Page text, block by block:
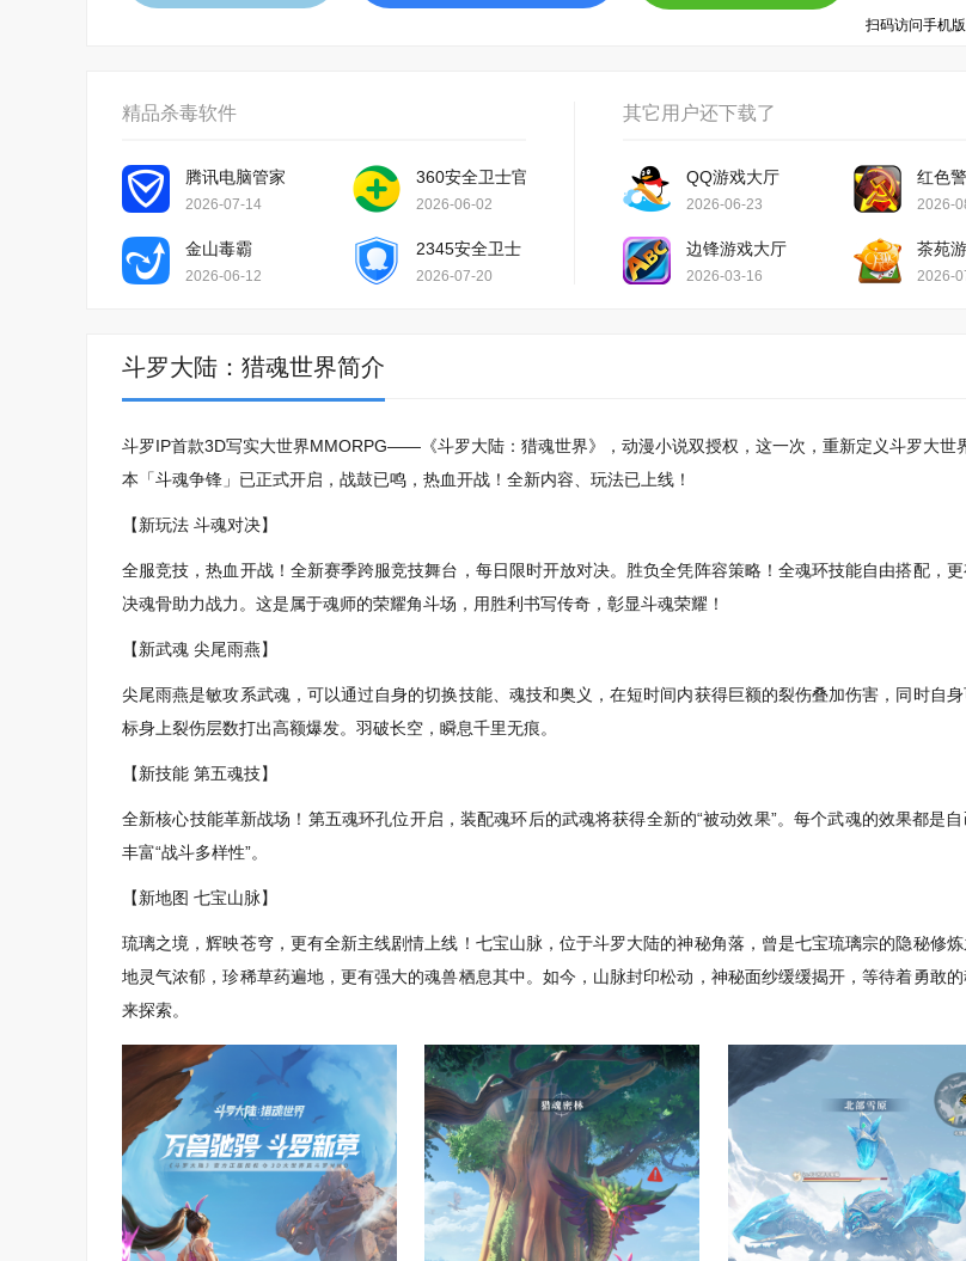
扫码访问手机版
精品杀毒软件
腾讯电脑管家
2026-07-14
360安全卫士官方版
2026-06-02
金山毒霸
2026-06-12
2345安全卫士
2026-07-20
其它用户还下载了
QQ游戏大厅
2026-06-23
红色
2026-
边锋游戏大厅
2026-03-16
茶苑
2026-
斗罗大陆：猎魂世界简介
斗罗IP首款3D写实大世界MMORPG——《斗罗大陆：猎魂世界》，动漫小说双授权，这一次，重新定义斗罗大世
本「斗魂争锋」已正式开启，战鼓已鸣，热血开战！全新内容、玩法已上线！
【新玩法 斗魂对决】
全服竞技，热血开战！全新赛季跨服竞技舞台，每日限时开放对决。胜负全凭阵容策略！全魂环技能自由搭配，
决魂骨助力战力。这是属于魂师的荣耀角斗场，用胜利书写传奇，彰显斗魂荣耀！
【新武魂 尖尾雨燕】
尖尾雨燕是敏攻系武魂，可以通过自身的切换技能、魂技和奥义，在短时间内获得巨额的裂伤叠加伤害，同时自身
标身上裂伤层数打出高额爆发。羽破长空，瞬息千里无痕。
【新技能 第五魂技】
全新核心技能革新战场！第五魂环孔位开启，装配魂环后的武魂将获得全新的“被动效果”。每个武魂的效果都是自
丰富“战斗多样性”。
【新地图 七宝山脉】
琉璃之境，辉映苍穹，更有全新主线剧情上线！七宝山脉，位于斗罗大陆的神秘角落，曾是七宝琉璃宗的隐秘修
地灵气浓郁，珍稀草药遍地，更有强大的魂兽栖息其中。如今，山脉封印松动，神秘面纱缓缓揭开，等待着勇敢
来探索。